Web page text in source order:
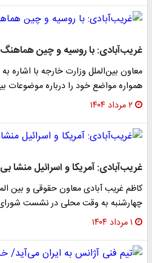
غریب‌آبادی: با روسیه و چین
معاون بین‌الملل وزارت خارجه با اشاره
همواره مواضع خود را درباره موضوعات
۲ مرداد ۱۴۰۴
غریب‌آبادی: آمریکا و اسرائیل منشا
کاظم غریب آبادی معاون حقوقی و بین
چهارشنبه به وقت محلی در نشست